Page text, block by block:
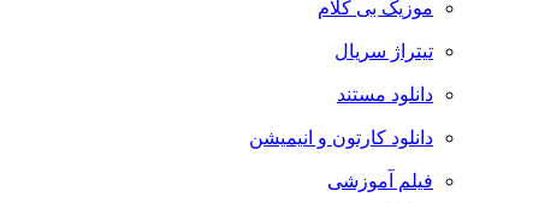
موزیک بی کلام
تیتراژ سریال
دانلود مستند
دانلود کارتون و انیمیشن
فیلم آموزشی